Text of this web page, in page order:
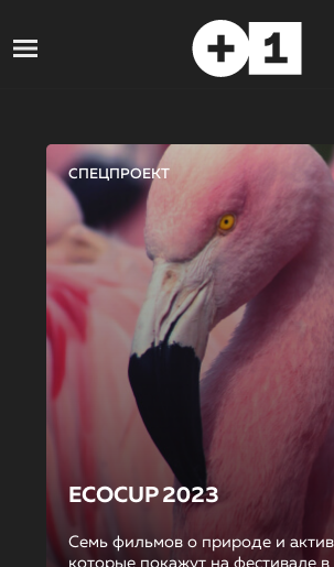
СПЕЦПРОЕКТ
ECOCUP 2023
Семь фильмов о природе и
которые покажут на фестивале